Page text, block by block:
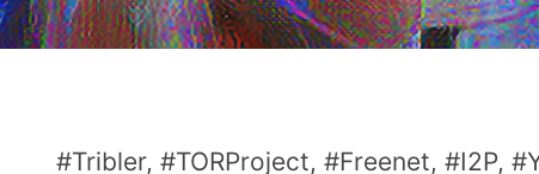
#Tribler, #TORProject, #Freenet, #I2P,